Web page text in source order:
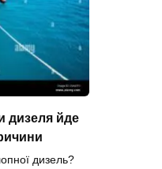
дизеля йде
дизель?